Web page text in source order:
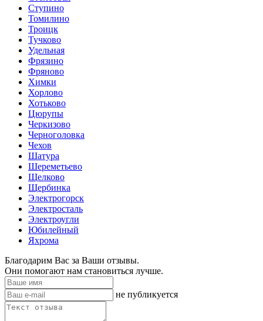
Ступино
Томилино
Троицк
Тучково
Удельная
Фрязино
Фряново
Химки
Хорлово
Хотьково
Цюрупы
Черкизово
Черноголовка
Чехов
Шатура
Шереметьево
Щелково
Щербинка
Электрогорск
Электросталь
Электроугли
Юбилейный
Яхрома
Благодарим Вас за Ваши отзывы.
Они помогают нам становиться лучше.
не публикуется